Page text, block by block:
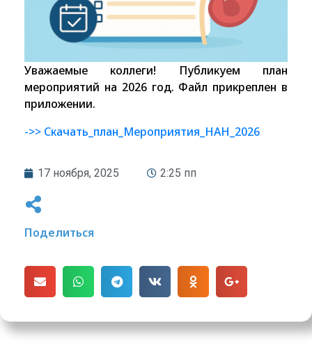
Уважаемые коллеги! Публикуем план
мероприятий на 2026 год. Файл прикреплен в
приложении.
->> Скачать_план_Мероприятия_НАН_2026
17 ноября, 2025 2:25 пп
Поделиться